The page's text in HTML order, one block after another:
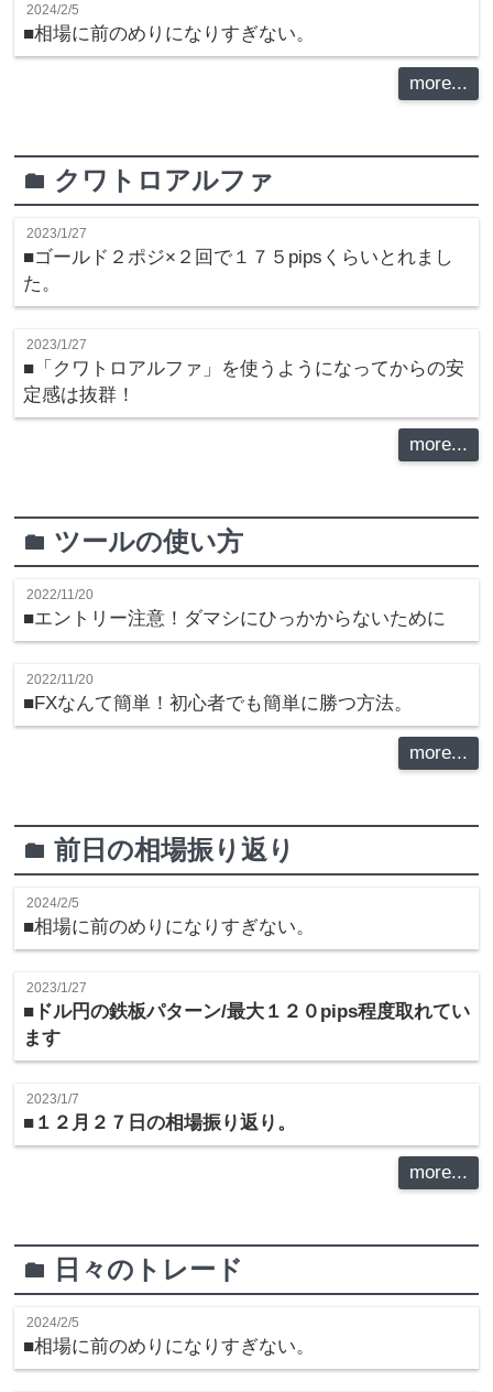
2024/2/5
■相場に前のめりになりすぎない。
more...
folder クワトロアルファ
2023/1/27
■ゴールド２ポジ×２回で１７５pipsくらいとれまし
た。
2023/1/27
■「クワトロアルファ」を使うようになってからの安
定感は抜群！
more...
folder ツールの使い方
2022/11/20
■エントリー注意！ダマシにひっかからないために
2022/11/20
■FXなんて簡単！初心者でも簡単に勝つ方法。
more...
folder前日の相場振り返り
2024/2/5
■相場に前のめりになりすぎない。
2023/1/27
■ドル円の鉄板パターン/最大１２０pips程度取れてい
ます
2023/1/7
■ １２月２７日の相場振り返り。
more...
folder 日々のトレード
2024/2/5
■相場に前のめりになりすぎない。